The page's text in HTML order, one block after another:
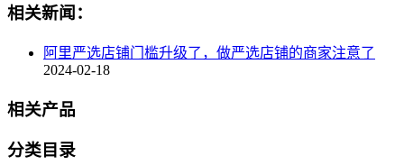
相关新闻：
阿里严选店铺门槛升级了，做严选店铺的商家注意了
2024-02-18
相关产品
分类目录